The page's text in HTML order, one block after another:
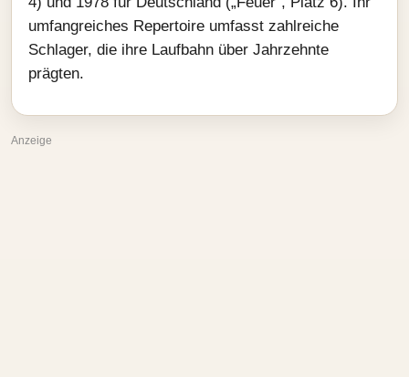
umfangreiches Repertoire umfasst zahlreiche
Schlager, die ihre Laufbahn über Jahrzehnte
prägten.
Anzeige